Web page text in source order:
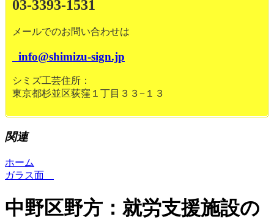
03-3393-1531
メールでのお問い合わせは
info@shimizu-sign.jp
シミズ工芸住所：
東京都杉並区荻窪１丁目３３−１３
関連
ホーム
ガラス面
中野区野方：就労支援施設の